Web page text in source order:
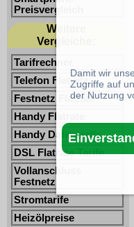
Preisvergleich
Weitere
Vergleiche:
Tarifrechner
Telefon Flatrate
Festnetz Flatrate
Handy Flatrate
Handy Datentarife
DSL Flatrate Tarife
Vollanschluss
Festnetz
Stromtarife
Heizölpreise
Damit wir
Zugriffe auf
der Nutzung